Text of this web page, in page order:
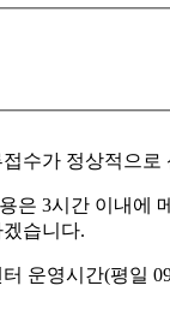
수가 정상적으로
은 3시간 이내에
습니다.
운영시간(평일